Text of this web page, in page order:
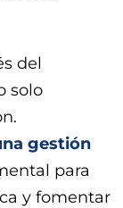
del
solo
gestión
para
y fomentar